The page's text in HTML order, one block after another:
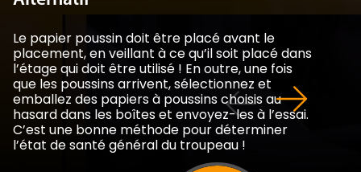
placement, en veillant à ce qu’il soit placé dans
l’étage qui doit être utilisé ! En outre, une fois
que les poussins arrivent, sélectionnez et
emballez des papiers à poussins choisis au
hasard dans les boîtes et envoyez-les à l’essai.
C’est une bonne méthode pour déterminer
l’état de santé général du troupeau !